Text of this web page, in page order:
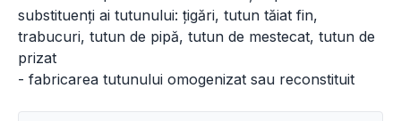
substituenți ai tutunului: țigări, tutun tăiat fin,
trabucuri, tutun de pipă, tutun de mestecat, tutun de
prizat
- fabricarea tutunului omogenizat sau reconstituit